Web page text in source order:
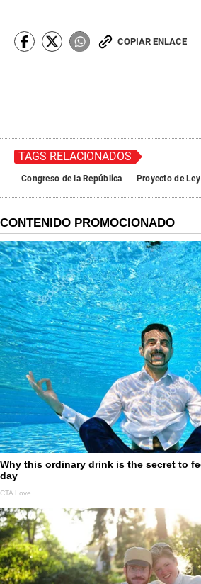
COPIAR ENLACE
TAGS RELACIONADOS
Congreso de la República Proyecto de Ley